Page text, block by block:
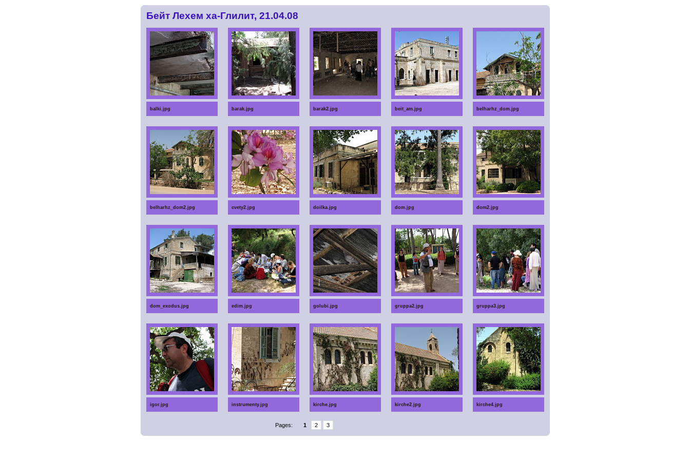
Бейт Лехем ха-Глилит, 21.04.08
balki.jpg barak.jpg barak2.jpg beit_am.jpg belharhz_dom.jpg
belharhz_dom2.jpg cvety2.jpg doilka.jpg dom.jpg dom2.jpg
dom_exodus.jpg edim.jpg golubi.jpg gruppa2.jpg gruppa3.jpg
igor.jpg instrumenty.jpg kirche.jpg kirche2.jpg kirche4.jpg
Pages: 1 2 3